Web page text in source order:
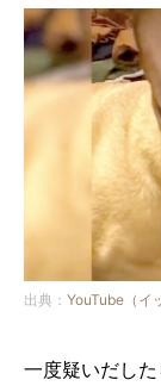
出典： YouTube（イ
一度疑いだした